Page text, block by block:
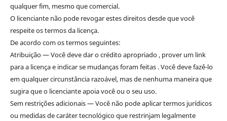
qualquer fim, mesmo que comercial.
O licenciante não pode revogar estes direitos desde que você
respeite os termos da licença.
De acordo com os termos seguintes:
Atribuição — Você deve dar o crédito apropriado , prover um link
para a licença e indicar se mudanças foram feitas . Você deve fazê-lo
em qualquer circunstância razoável, mas de nenhuma maneira que
sugira que o licenciante apoia você ou o seu uso.
Sem restrições adicionais — Você não pode aplicar termos jurídicos
ou medidas de caráter tecnológico que restrinjam legalmente